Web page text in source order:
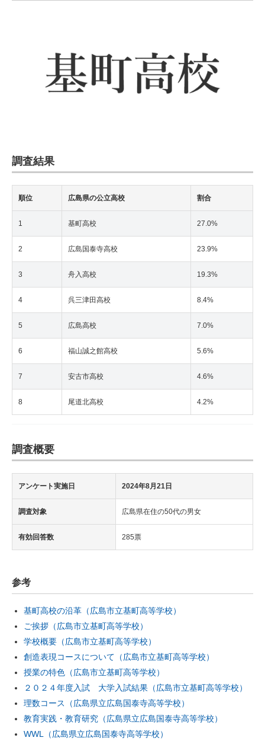
調査結果
順位 広島県の公立高校 割合
1 基町高校 27.0%
2 広島国泰寺高校 23.9%
3 舟入高校 19.3%
4 呉三津田高校 8.4%
5 広島高校 7.0%
6 福山誠之館高校 5.6%
7 安古市高校 4.6%
8 尾道北高校 4.2%
調査概要
アンケート実施日 2024年8月21日
調査対象 広島県在住の50代の男女
有効回答数 285票
参考
基町高校の沿革（広島市立基町高等学校）
ご挨拶（広島市立基町高等学校）
学校概要（広島市立基町高等学校）
創造表現コースについて（広島市立基町高等学校）
授業の特色（広島市立基町高等学校）
２０２４年度入試 大学入試結果（広島市立基町高等学校）
理数コース（広島県立広島国泰寺高等学校）
教育実践・教育研究（広島県立広島国泰寺高等学校）
WWL（広島県立広島国泰寺高等学校）